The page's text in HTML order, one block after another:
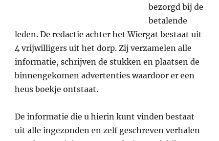
bezorgd bij de
betalende
leden. De redactie achter het Wiergat bestaat uit
4 vrijwilligers uit het dorp. Zij verzamelen alle
informatie, schrijven de stukken en plaatsen de
binnengekomen advertenties waardoor er een
heus boekje ontstaat.
De informatie die u hierin kunt vinden bestaat
uit alle ingezonden en zelf geschreven verhalen